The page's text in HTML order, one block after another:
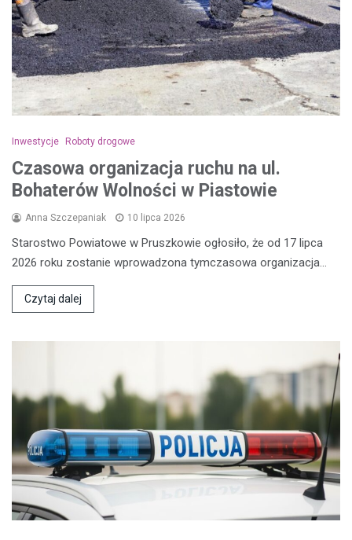
Inwestycje Roboty drogowe
Czasowa organizacja ruchu na ul.
Bohaterów Wolności w Piastowie
Anna Szczepaniak 10 lipca 2026
Starostwo Powiatowe w Pruszkowie ogłosiło, że od 17 lipca
2026 roku zostanie wprowadzona tymczasowa organizacja…
Czytaj dalej